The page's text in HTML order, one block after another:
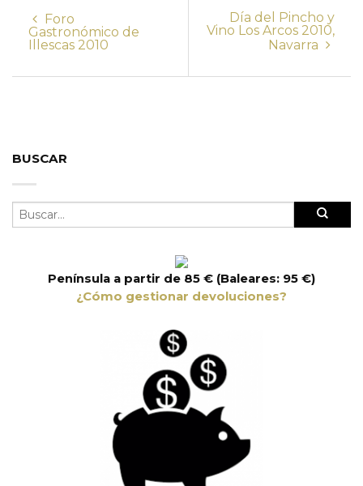
Foro
Gastronómico de
Illescas 2010
Día del Pincho y
Vino Los Arcos 2010,
Navarra
BUSCAR
Península a partir de 85 € (Baleares: 95 €)
¿Cómo gestionar devoluciones?